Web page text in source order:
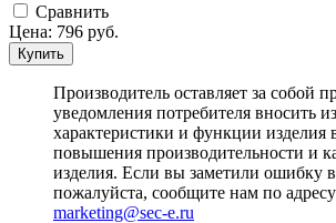
Cравнить
Цена: 796 руб.
Купить
Производитель оставляет за собой
уведомления потребителя вносить
характеристики и функции изделия
повышения производительности и
изделия. Если вы заметили ошибку
пожалуйста, сообщите нам по адресу
marketing@sec-e.ru